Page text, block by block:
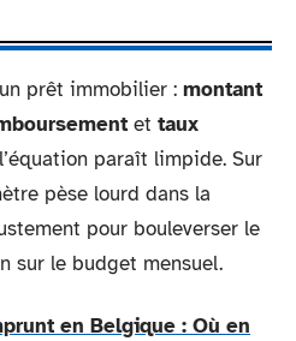
prêt immobilier : montant
et taux
paraît limpide. Sur
pèse lourd dans la
pour bouleverser le
sur le budget mensuel.
en Belgique : Où en